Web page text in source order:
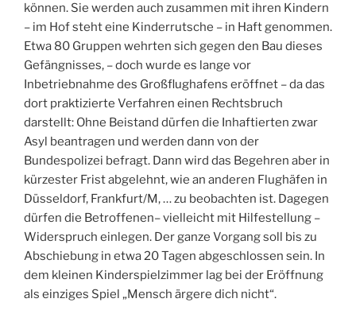
können. Sie werden auch zusammen mit ihren Kindern
– im Hof steht eine Kinderrutsche – in Haft genommen.
Etwa 80 Gruppen wehrten sich gegen den Bau dieses
Gefängnisses, – doch wurde es lange vor
Inbetriebnahme des Großflughafens eröffnet – da das
dort praktizierte Verfahren einen Rechtsbruch
darstellt: Ohne Beistand dürfen die Inhaftierten zwar
Asyl beantragen und werden dann von der
Bundespolizei befragt. Dann wird das Begehren aber in
kürzester Frist abgelehnt, wie an anderen Flughäfen in
Düsseldorf, Frankfurt/M, … zu beobachten ist. Dagegen
dürfen die Betroffenen– vielleicht mit Hilfestellung –
Widerspruch einlegen. Der ganze Vorgang soll bis zu
Abschiebung in etwa 20 Tagen abgeschlossen sein. In
dem kleinen Kinderspielzimmer lag bei der Eröffnung
als einziges Spiel „Mensch ärgere dich nicht“.